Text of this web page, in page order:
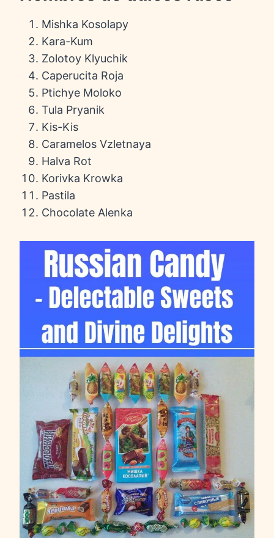
Mishka Kosolapy
Kara-Kum
Zolotoy Klyuchik
Caperucita Roja
Ptichye Moloko
Tula Pryanik
Kis-Kis
Caramelos Vzletnaya
Halva Rot
Korivka Krowka
Pastila
Chocolate Alenka